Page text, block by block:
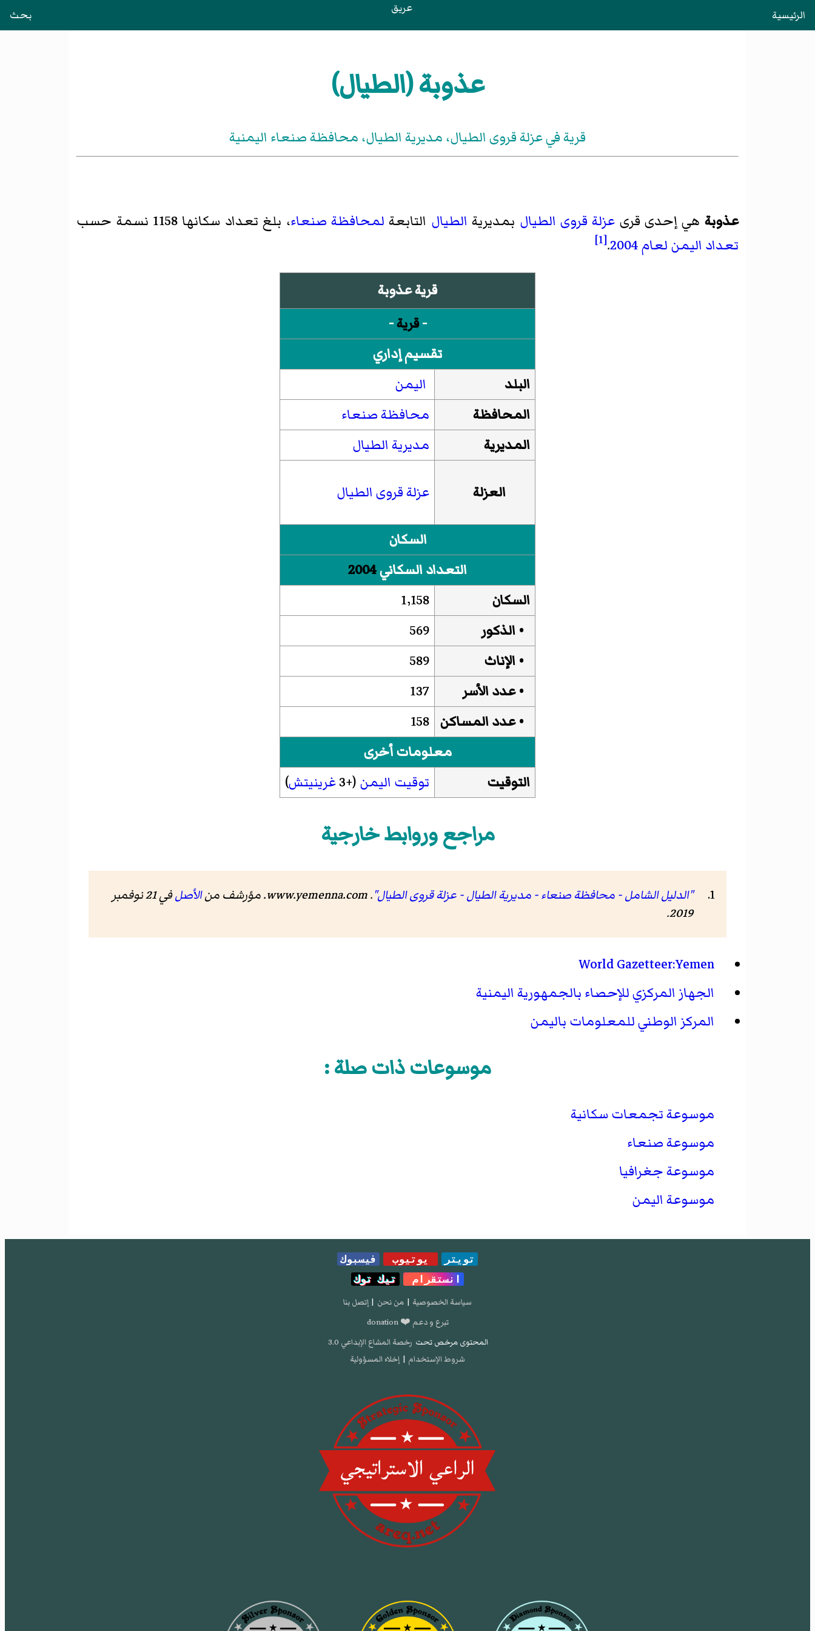
الرئيسية عريق بحث
عذوبة (الطيال)
قرية في عزلة قروى الطيال، مديرية الطيال، محافظة صنعاء اليمنية
عذوبة هي إحدى قرى عزلة قروى الطيال بمديرية الطيال التابعة لمحافظة صنعاء، بلغ تعداد سكانها 1158 نسمة حسب
تعداد اليمن لعام 2004
.
[1]
قرية عذوبة
-قرية-
تقسيم إداري
البلد
اليمن
المحافظة
محافظة صنعاء
المديرية
مديرية الطيال
العزلة عزلة قروى الطيال
السكان
التعداد السكاني2004
السكان
1٬158
• الذكور
569
• الإناث
589
• عدد الأسر
137
• عدد المساكن 158
معلومات أخرى
التوقيت
توقيت اليمن (+3 غرينيتش)
مراجع وروابط خارجية
"الدليل الشامل - محافظة صنعاء - مديرية الطيال - عزلة قروى الطيال".
www.yemenna.com. مؤرشف منالأصل
في 21 نوفمبر
2019
.
World Gazetteer:Yemen
الجهاز المركزي للإحصاء بالجمهورية اليمنية
المركز الوطني للمعلومات باليمن
موسوعات ذات صلة :
موسوعة تجمعات سكانية
موسوعة صنعاء
موسوعة جغرافيا
موسوعة اليمن
تويتر يوتيوب
فيسبوك
انستقرام
تيك توك
سياسة الخصوصية | من نحن | إتصل بنا
تبرع و دعم ❤️ donation
المحتوى مرخص تحت رخصة المشاع الإبداعي 3.0
شروط الإستخدام | إخلاء المسؤولية